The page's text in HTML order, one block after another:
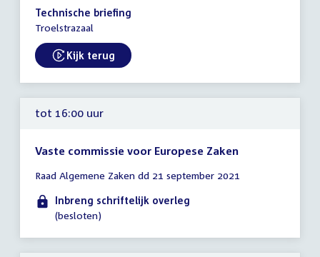
16:00
-
uur
Technische briefing
Troelstrazaal
External link:
Kijk terug
tot 16:00 uur
Vaste commissie voor Europese Zaken
vergadering
tot
16:00
Raad Algemene Zaken dd 21 september 2021
Inbreng schriftelijk overleg
(besloten)